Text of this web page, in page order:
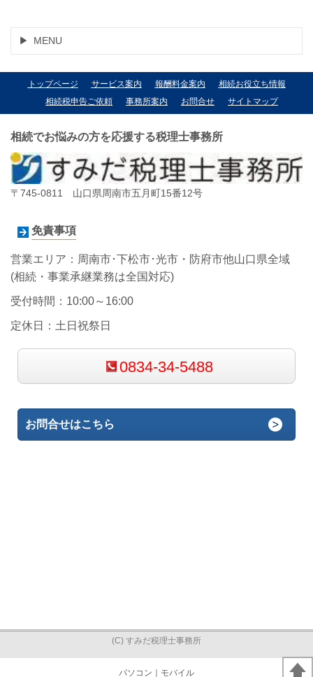
MENU
トップページ サービス案内 報酬料金案内
相続お役立ち情報
相続税申告ご依頼
事務所案内 お問合せ サイトマップ
相続でお悩みの方を応援する税理士事務所
〒745-0811 山口県周南市五月町15番12号
免責事項
営業エリア：周南市･下松市･光市・防府市他山口県全域
(相続・事業承継業務は全国対応)
受付時間：10:00～16:00
定休日：土日祝祭日
0834-34-5488
お問合せはこちら
(C) すみだ税理士事務所
パソコン ｜モバイル